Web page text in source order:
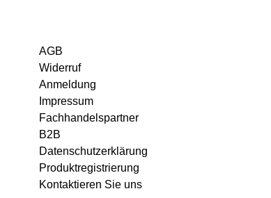
AGB
Widerruf
Anmeldung
Impressum
Fachhandelspartner
B2B
Datenschutzerklärung
Produktregistrierung
Kontaktieren Sie uns